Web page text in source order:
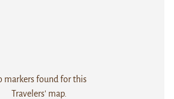
markers found for this
Travelers' map.